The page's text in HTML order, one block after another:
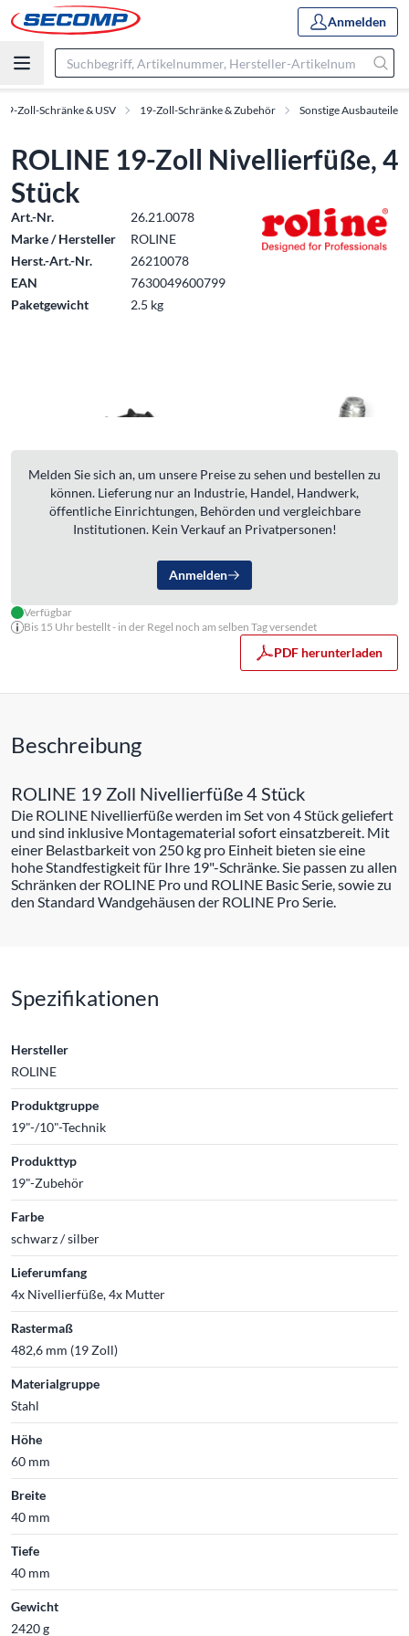
Anmelden
19-Zoll-Schränke & USV 19-Zoll-Schränke & Zubehör Sonstige Ausbauteile
ROLINE 19-Zoll Nivellierfüße, 4
Stück
Art.-Nr.
26.21.0078
Marke / Hersteller
ROLINE
Herst.-Art.-Nr.
26210078
EAN
7630049600799
Paketgewicht
2.5 kg
Melden Sie sich an, um unsere Preise zu sehen und bestellen zu
können. Lieferung nur an Industrie, Handel, Handwerk,
öffentliche Einrichtungen, Behörden und vergleichbare
Institutionen. Kein Verkauf an Privatpersonen!
Anmelden
Verfügbar
Bis 15 Uhr bestellt - in der Regel noch am selben Tag versendet
PDF herunterladen
Beschreibung
ROLINE 19 Zoll Nivellierfüße 4 Stück
Die ROLINE Nivellierfüße werden im Set von 4 Stück geliefert
und sind inklusive Montagematerial sofort einsatzbereit. Mit
einer Belastbarkeit von 250 kg pro Einheit bieten sie eine
hohe Standfestigkeit für Ihre 19"-Schränke. Sie passen zu allen
Schränken der ROLINE Pro und ROLINE Basic Serie, sowie zu
den Standard Wandgehäusen der ROLINE Pro Serie.
Spezifikationen
Hersteller
ROLINE
Produktgruppe
19"-/10"-Technik
Produkttyp
19"-Zubehör
Farbe
schwarz / silber
Lieferumfang
4x Nivellierfüße, 4x Mutter
Rastermaß
482,6 mm (19 Zoll)
Materialgruppe
Stahl
Höhe
60 mm
Breite
40 mm
Tiefe
40 mm
Gewicht
2420 g